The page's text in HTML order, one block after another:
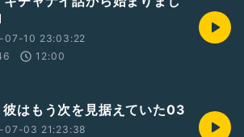
07-10 23:03:22
12:00
はもう次を見据えていた03
07-03 21:23:38